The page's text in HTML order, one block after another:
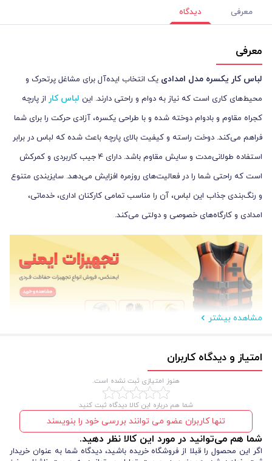
معرفی دیدگاه
معرفی
لباس کار یکسره مدل امدادی یک انتخاب ایده‌آل برای مشاغل پرتحرک و
محیط‌های کاری است که نیاز به دوام و راحتی دارند. این لباس کار از پارچه
کجراه مقاوم و بادوام دوخته شده و با طراحی یکسره، آزادی حرکت را برای شما
فراهم می‌کند. دوخت راسته و کیفیت بالای پارچه باعث شده که لباس در برابر
استفاده طولانی‌مدت و سایش مقاوم باشد. دارای ۴ جیب کاربردی و کمرکش
است که راحتی شما را در فعالیت‌های روزمره افزایش می‌دهد. سایزبندی متنوع
و رنگ‌بندی جذاب این لباس، آن را مناسب تمامی کارکنان اداری، خدماتی،
امدادی و کارگاه‌های خصوصی و دولتی می‌کند.
مزایا و معایب لباس کار سرهمی امدادی اصل و اورجینال
لباس کار سرهمی و یکسرهمدل امدادی ویژگی‌های خاصی دارد که آن را از
لباس‌های معمولی متمایز می‌کند.
مزایا:
مشاهده بیشتر
امتیاز و دیدگاه کاربران
هنوز امتیازی ثبت نشده است.
شما هم درباره این کالا دیدگاه ثبت کنید
تنها کاربران عضو می توانند بررسی خود را بنویسند
شما هم می‌توانید در مورد این کالا نظر دهید.
اگر این محصول را قبلا از فروشگاه خریده باشید، دیدگاه شما به عنوان خریدار